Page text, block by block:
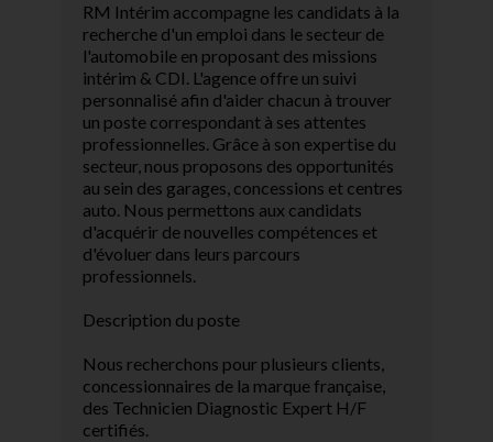
RM Intérim accompagne les candidats à la
recherche d'un emploi dans le secteur de
l'automobile en proposant des missions
intérim & CDI. L'agence offre un suivi
personnalisé afin d'aider chacun à trouver
un poste correspondant à ses attentes
professionnelles. Grâce à son expertise du
secteur, nous proposons des opportunités
au sein des garages, concessions et centres
auto. Nous permettons aux candidats
d'acquérir de nouvelles compétences et
d'évoluer dans leurs parcours
professionnels.
Description du poste
Nous recherchons pour plusieurs clients,
concessionnaires de la marque française,
des Technicien Diagnostic Expert H/F
certifiés.